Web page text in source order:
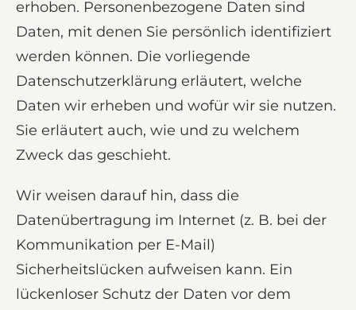
erhoben. Personenbezogene Daten sind
Daten, mit denen Sie persönlich identifiziert
werden können. Die vorliegende
Datenschutzerklärung erläutert, welche
Daten wir erheben und wofür wir sie nutzen.
Sie erläutert auch, wie und zu welchem
Zweck das geschieht.
Wir weisen darauf hin, dass die
Datenübertragung im Internet (z. B. bei der
Kommunikation per E-Mail)
Sicherheitslücken aufweisen kann. Ein
lückenloser Schutz der Daten vor dem